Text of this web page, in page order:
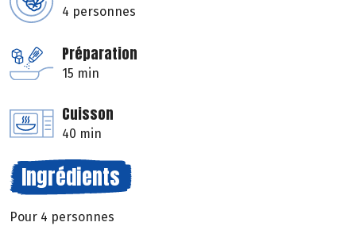
4 personnes
Préparation
15 min
Cuisson
40 min
Ingrédients
Pour 4 personnes